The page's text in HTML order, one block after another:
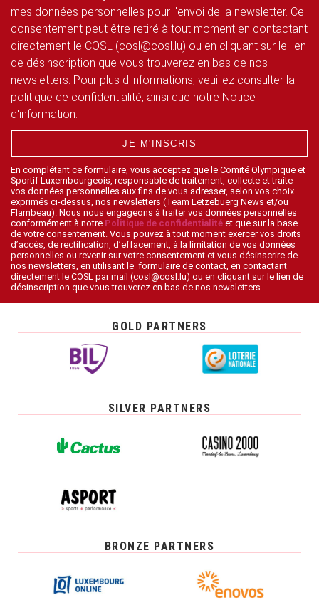
mes données personnelles pour l'envoi de la newsletter. Ce
consentement peut être retiré à tout moment en contactant
directement le COSL (cosl@cosl.lu) ou en cliquant sur le lien
de désinscription que vous trouverez en bas de nos
newsletters. Pour plus d'informations, veuillez consulter la
politique de confidentialité, ainsi que notre Notice
d'information.
JE M'INSCRIS
En complétant ce formulaire, vous acceptez que le Comité Olympique et
Sportif Luxembourgeois, responsable de traitement, collecte et traite
vos données personnelles aux fins de vous adresser, selon vos choix
exprimés ci-dessus, nos newsletters (Team Lëtzebuerg News et/ou
Flambeau). Nous nous engageons à traiter vos données personnelles
conformément à notre Politique de confidentialité et que sur la base
de votre consentement. Vous pouvez à tout moment exercer vos droits
d’accès, de rectification, d’effacement, à la limitation de vos données
personnelles ou revenir sur votre consentement et vous désinscrire de
nos newsletters, en utilisant le formulaire de contact, en contactant
directement le COSL par mail (cosl@cosl.lu) ou en cliquant sur le lien de
désinscription que vous trouverez en bas de nos newsletters.
GOLD PARTNERS
SILVER PARTNERS
BRONZE PARTNERS